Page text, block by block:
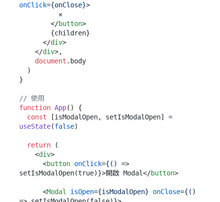
onClick={onClose}>
</button>
</div>
</div>,
document . body
}
// 使用
function App( ) {
const
useState(false)
return (
<div>
<button onClick={()
=>
setIsModalOpen(true)}>開啟 Modal</button>
<Modal isOpen={isModalOpen} onClose={()